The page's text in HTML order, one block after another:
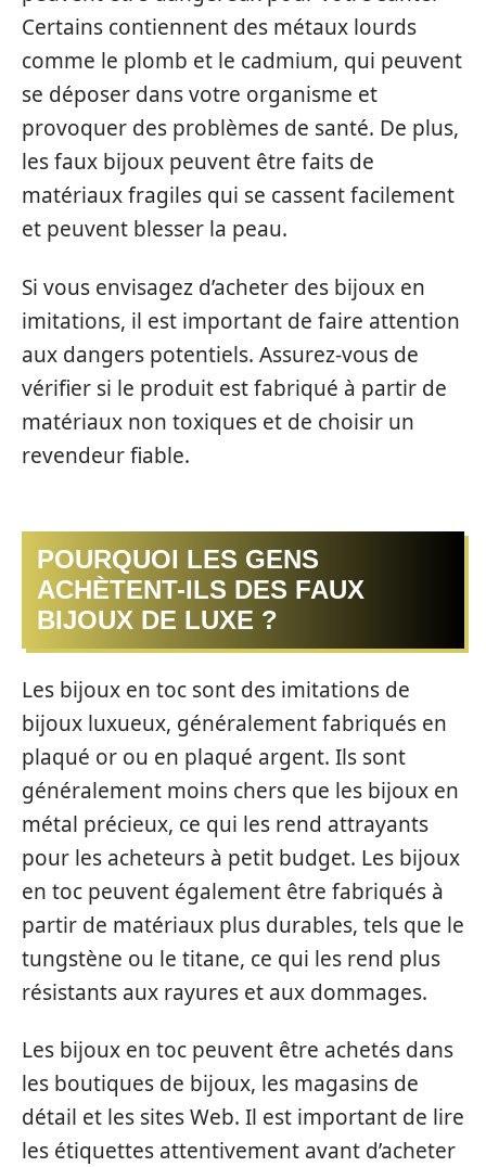
Certains contiennent des métaux lourds
comme le plomb et le cadmium, qui peuvent
se déposer dans votre organisme et
provoquer des problèmes de santé. De plus,
les faux bijoux peuvent être faits de
matériaux fragiles qui se cassent facilement
et peuvent blesser la peau.
Si vous envisagez d’acheter des bijoux en
imitations, il est important de faire attention
aux dangers potentiels. Assurez-vous de
vérifier si le produit est fabriqué à partir de
matériaux non toxiques et de choisir un
revendeur fiable.
POURQUOI LES GENS
ACHÈTENT-ILS DES FAUX
BIJOUX DE LUXE ?
Les bijoux en toc sont des imitations de
bijoux luxueux, généralement fabriqués en
plaqué or ou en plaqué argent. Ils sont
généralement moins chers que les bijoux en
métal précieux, ce qui les rend attrayants
pour les acheteurs à petit budget. Les bijoux
en toc peuvent également être fabriqués à
partir de matériaux plus durables, tels que le
tungstène ou le titane, ce qui les rend plus
résistants aux rayures et aux dommages.
Les bijoux en toc peuvent être achetés dans
les boutiques de bijoux, les magasins de
détail et les sites Web. Il est important de lire
les étiquettes attentivement avant d’acheter